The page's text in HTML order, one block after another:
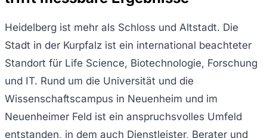
Heidelberg ist mehr als Schloss und Altstadt. Die
Stadt in der Kurpfalz ist ein international beachteter
Standort für Life Science, Biotechnologie, Forschung
und IT. Rund um die Universität und die
Wissenschaftscampus in Neuenheim und im
Neuenheimer Feld ist ein anspruchsvolles Umfeld
entstanden, in dem auch Dienstleister, Berater und